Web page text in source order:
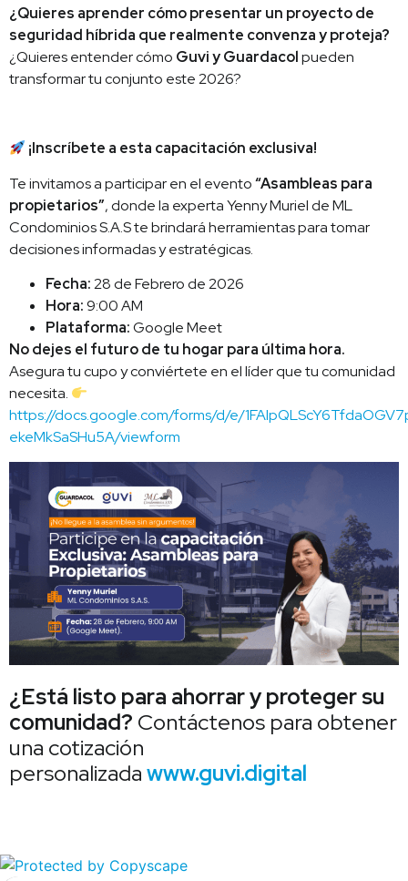
¿Quieres aprender cómo presentar un proyecto de
seguridad híbrida que realmente convenza y proteja?
¿Quieres entender cómo Guvi y Guardacolpueden
transformar tu conjunto este 2026?
¡Inscríbete a esta capacitación exclusiva!
Te invitamos a participar en el evento“Asambleas para
propietarios”, donde la experta Yenny Muriel de ML
Condominios S.A.S te brindará herramientas para tomar
decisiones informadas y estratégicas.
Fecha:28 de Febrero de 2026
Hora:9:00 AM
Plataforma:Google Meet
No dejes el futuro de tu hogar para última hora.
Asegura tu cupo y conviértete en el líder que tu comunidad
necesita.
https://docs.google.com/forms/d/e/
ekeMkSaSHu5A/viewform
¿Está listo para ahorrar y proteger su
comunidad? Contáctenos para obtener
una cotización
personalizadawww.guvi.digital